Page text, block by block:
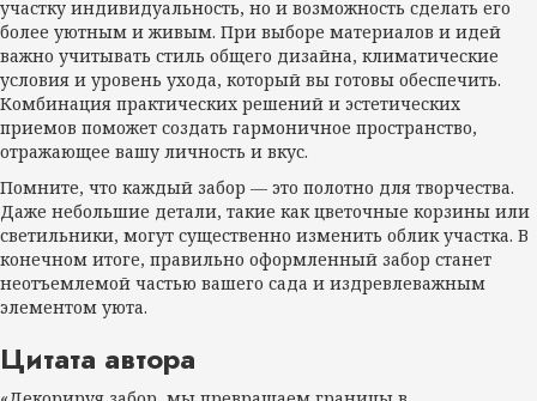
участку индивидуальность, но и возможность сделать его
более уютным и живым. При выборе материалов и идей
важно учитывать стиль общего дизайна, климатические
условия и уровень ухода, который вы готовы обеспечить.
Комбинация практических решений и эстетических
приемов поможет создать гармоничное пространство,
отражающее вашу личность и вкус.
Помните, что каждый забор — это полотно для творчества.
Даже небольшие детали, такие как цветочные корзины или
светильники, могут существенно изменить облик участка. В
конечном итоге, правильно оформленный забор станет
неотъемлемой частью вашего сада и издревлеважным
элементом уюта.
Цитата автора